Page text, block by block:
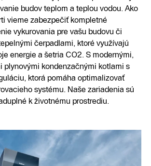
budov teplom a teplou vodou. Ako
vieme zabezpečiť kompletné
vykurovania pre vašu budovu či
čerpadlami, ktoré využívajú
energie a šetria CO2. S modernými,
plynovými kondenzačnými kotlami s
ktorá pomáha optimalizovať
systému. Naše zariadenia sú
k životnému prostrediu.